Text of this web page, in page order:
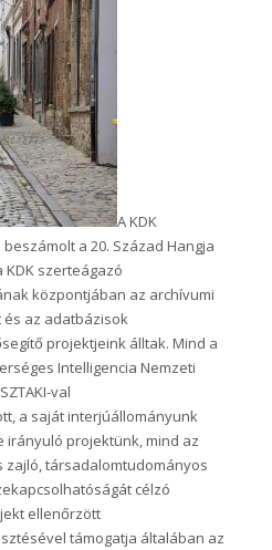
​A KDK
a 20. Század Hangja
szerteágazó
központjában az archívumi
az adatbázisok
projektjeink álltak. Mind a
Intelligencia Nemzeti
val
a saját interjúállományunk
projektünk, mind az
zajló, társadalomtudományos
célzó
ellenőrzött
támogatja általában az